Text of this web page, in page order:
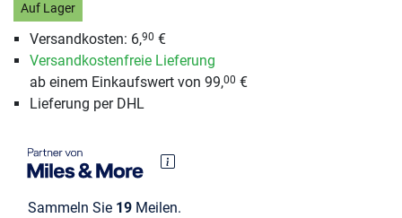
Auf Lager
Versandkosten: 6,90 €
Versandkostenfreie Lieferung
ab einem Einkaufswert von 99,00 €
Lieferung per DHL
Sammeln Sie 19 Meilen.